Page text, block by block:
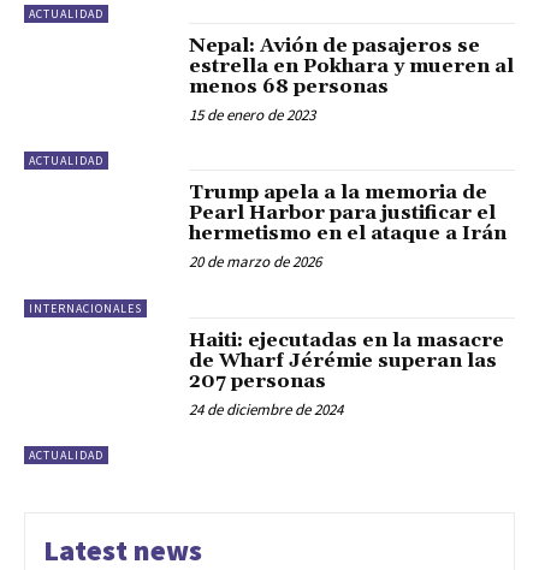
ACTUALIDAD
ACTUALIDAD
Nepal: Avión de pasajeros se
estrella en Pokhara y mueren al
menos 68 personas
15 de enero de 2023
INTERNACIONALES
Trump apela a la memoria de
Pearl Harbor para justificar el
hermetismo en el ataque a Irán
20 de marzo de 2026
ACTUALIDAD
Haiti: ejecutadas en la masacre
de Wharf Jérémie superan las
207 personas
24 de diciembre de 2024
Latest news